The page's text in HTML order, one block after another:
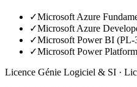
✓Microsoft Azure
✓Microsoft Azure
✓Microsoft Power BI (PL-
✓Microsoft Power
Licence Génie Logiciel & SI ·